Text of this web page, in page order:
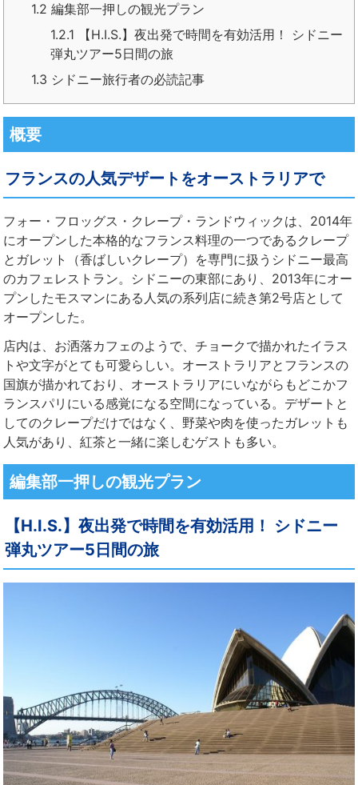
1.2 編集部一押しの観光プラン
1.2.1 【H.I.S.】夜出発で時間を有効活用！ シドニー
弾丸ツアー5日間の旅
1.3 シドニー旅行者の必読記事
概要
フランスの人気デザートをオーストラリアで
フォー・フロッグス・クレープ・ランドウィックは、2014年
にオープンした本格的なフランス料理の一つであるクレープ
とガレット（香ばしいクレープ）を専門に扱うシドニー最高
のカフェレストラン。シドニーの東部にあり、2013年にオー
プンしたモスマンにある人気の系列店に続き第2号店として
オープンした。
店内は、お洒落カフェのようで、チョークで描かれたイラス
トや文字がとても可愛らしい。オーストラリアとフランスの
国旗が描かれており、オーストラリアにいながらもどこかフ
ランスパリにいる感覚になる空間になっている。デザートと
してのクレープだけではなく、野菜や肉を使ったガレットも
人気があり、紅茶と一緒に楽しむゲストも多い。
編集部一押しの観光プラン
【H.I.S.】夜出発で時間を有効活用！ シドニー
弾丸ツアー5日間の旅